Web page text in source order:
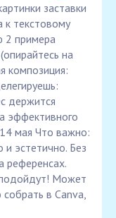
заставки
к текстовому
2 примера
на
композиция:
держится
эффективного
мая Что важно:
эстетично. Без
референсах.
подойдут! Может
в Canva,